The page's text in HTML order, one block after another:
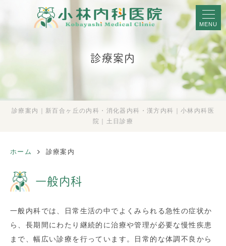
MENU
診療案内
診療案内｜新百合ヶ丘の内科・消化器内科・漢方内科｜小林内科医
院｜土日診療
ホーム 診療案内
一般内科
一般内科では、日常生活の中でよくみられる急性の症状か
ら、長期間にわたり継続的に治療や管理が必要な慢性疾患
まで、幅広い診療を行っています。日常的な体調不良から